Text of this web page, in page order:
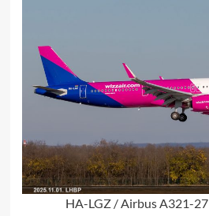
HA-LGZ / Airbus A321-